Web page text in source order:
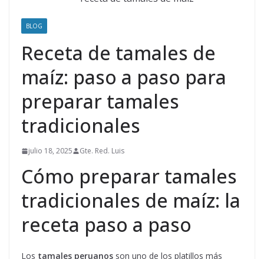
BLOG
Receta de tamales de
maíz: paso a paso para
preparar tamales
tradicionales
julio 18, 2025 Gte. Red. Luis
Cómo preparar tamales
tradicionales de maíz: la
receta paso a paso
Los tamales peruanos son uno de los platillos más